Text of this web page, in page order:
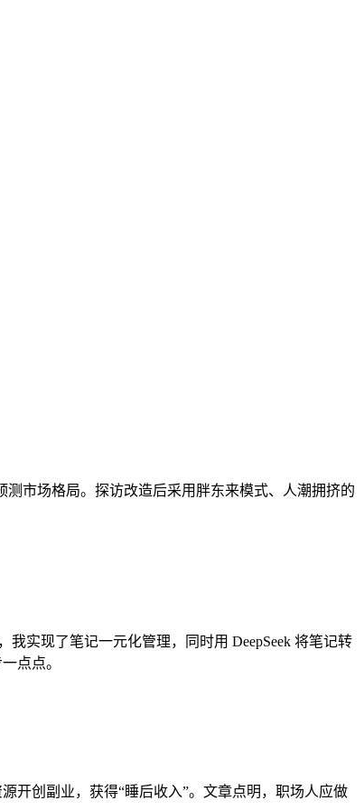
市场格局。探访改造后采用胖东来模式、人潮拥挤的
实现了笔记一元化管理，同时用 DeepSeek 将笔记转
点点。
开创副业，获得“睡后收入”。文章点明，职场人应做